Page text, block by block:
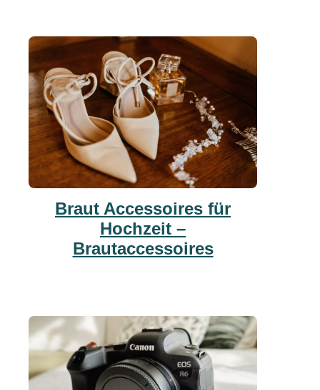
Braut Accessoires für
Hochzeit –
Brautaccessoires